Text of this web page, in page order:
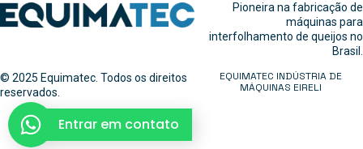
Pioneira na fabricação de
máquinas para
interfolhamento de queijos no
Brasil.
© 2025 Equimatec. Todos os direitos
reservados.
EQUIMATEC INDÚSTRIA DE
MÁQUINAS EIRELI
Entrar em contato